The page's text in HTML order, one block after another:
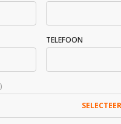
TELEFOON